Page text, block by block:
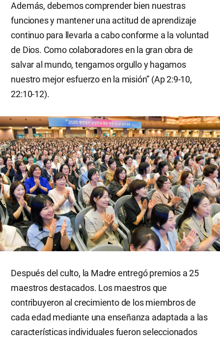
Además, debemos comprender bien nuestras
funciones y mantener una actitud de aprendizaje
continuo para llevarla a cabo conforme a la voluntad
de Dios. Como colaboradores en la gran obra de
salvar al mundo, tengamos orgullo y hagamos
nuestro mejor esfuerzo en la misión” (Ap 2:9-10,
22:10-12).
Después del culto, la Madre entregó premios a 25
maestros destacados. Los maestros que
contribuyeron al crecimiento de los miembros de
cada edad mediante una enseñanza adaptada a las
características individuales fueron seleccionados